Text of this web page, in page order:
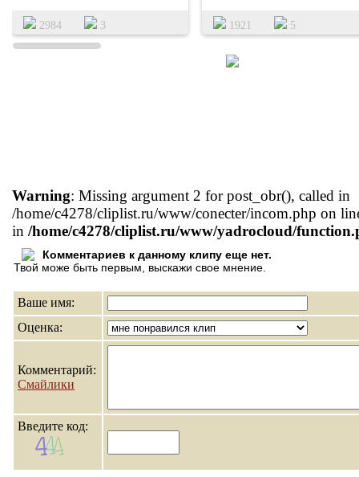
2984 3 1921 5
Warning: Missing argument 2 for post_obr(), called in
/home/c4278/cliplist.ru/www/conecter/incom.php on
in /home/c4278/cliplist.ru/www/yadrocloud/
Комментариев к данному клипу еще нет.
Твой може быть первым, выскажи свое мнение.
Ваше имя:
Оценка:
Комментарий:
Смайлики
Введите код: